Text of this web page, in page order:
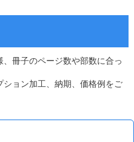
冊子のページ数や部数に合っ
ョン加工、納期、価格例をご